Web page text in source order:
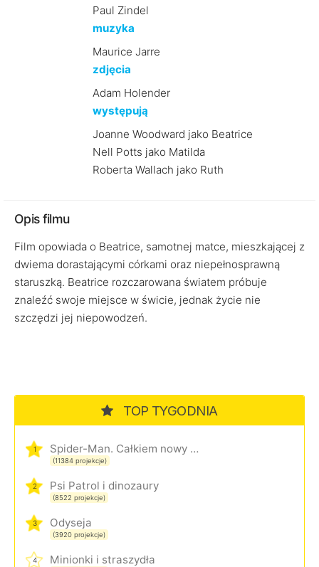
Paul Zindel
muzyka
Maurice Jarre
zdjęcia
Adam Holender
występują
Joanne Woodward jako Beatrice
Nell Potts jako Matilda
Roberta Wallach jako Ruth
Opis filmu
Film opowiada o Beatrice, samotnej matce, mieszkającej z
dwiema dorastającymi córkami oraz niepełnosprawną
staruszką. Beatrice rozczarowana światem próbuje
znaleźć swoje miejsce w świcie, jednak życie nie
szczędzi jej niepowodzeń.
TOP TYGODNIA
1 Spider-Man. Całkiem nowy dzień
(11384 projekcje)
2 Psi Patrol i dinozaury
(8522 projekcje)
3 Odyseja
(3920 projekcje)
4 Minionki i straszydła